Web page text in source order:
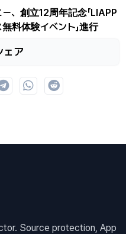
、創立12周年記念「LIAPP
料体験イベント」進行
ェア
Source protection, App